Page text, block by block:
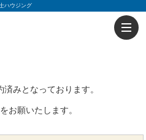
ハウジング
みとなっております。
お願いたします。